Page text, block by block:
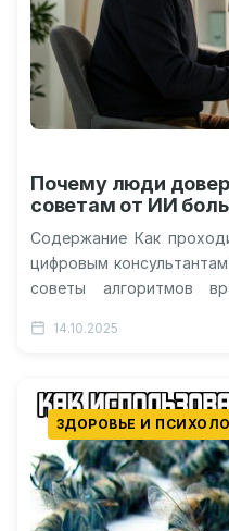
Почему люди
советам от ИИ
Содержание Как
цифровым
советы алгоритмов
языковых моделей в
14.10.2025
ЗДОРОВЬЕ И